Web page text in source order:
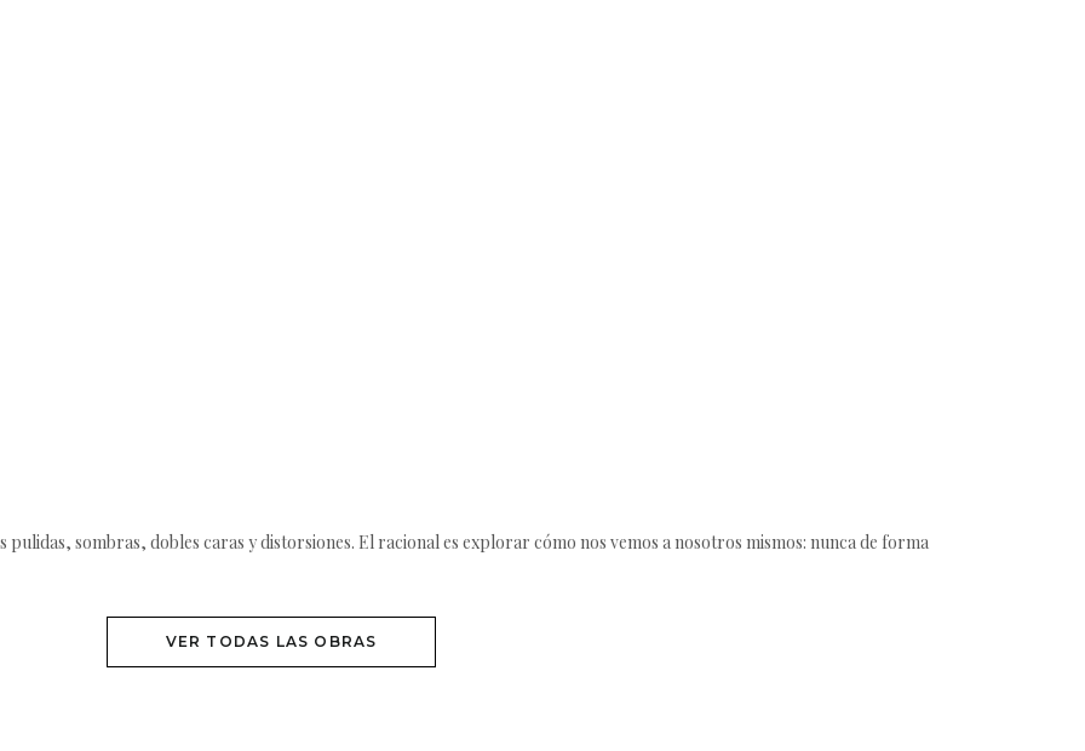
pulidas, sombras, dobles caras y distorsiones. El racional es explorar cómo nos vemos a nosotros mismos: nunca de forma
VER TODAS LAS OBRAS